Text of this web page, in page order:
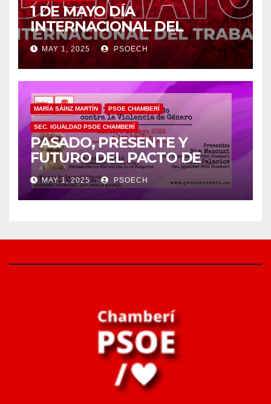
1 DE MAYO DÍA
INTERNACIONAL DEL
TRABAJO/❤️
MAY 1, 2025 PSOECH
MARÍA SÁINZ MARTÍN PSOE CHAMBERÍ
SEC. IGUALDAD PSOE CHAMBERÍ
PASADO, PRESENTE Y
FUTURO DEL PACTO DE
ESTADO EN MATERIA DE
VIOLENCIA DE GÉNERO
MAY 1, 2025 PSOECH